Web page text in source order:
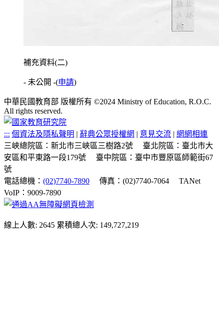
補充資料(二)
- 未公開 -(申請)
中華民國教育部 版權所有 ©2024 Ministry of Education, R.O.C.
All rights reserved.
::: 個資法及隱私聲明 | 辭典公眾授權網 | 意見交流 | 網網相連
三峽總院區：新北市三峽區三樹路2號
臺北院區：臺北市大
安區和平東路一段179號
臺中院區：臺中市豐原區師範街67
號
電話總機： (02)7740-7890 傳真：(02)7740-7064
TANet
VoIP：9009-7890
線上人數: 2645 累積總人次: 149,727,219